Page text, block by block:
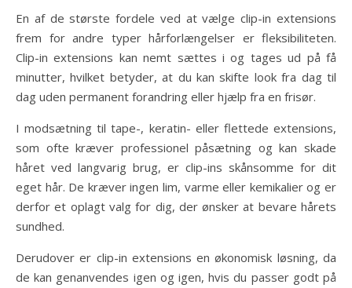
En af de største fordele ved at vælge clip-in extensions
frem for andre typer hårforlængelser er fleksibiliteten.
Clip-in extensions kan nemt sættes i og tages ud på få
minutter, hvilket betyder, at du kan skifte look fra dag til
dag uden permanent forandring eller hjælp fra en frisør.
I modsætning til tape-, keratin- eller flettede extensions,
som ofte kræver professionel påsætning og kan skade
håret ved langvarig brug, er clip-ins skånsomme for dit
eget hår. De kræver ingen lim, varme eller kemikalier og er
derfor et oplagt valg for dig, der ønsker at bevare hårets
sundhed.
Derudover er clip-in extensions en økonomisk løsning, da
de kan genanvendes igen og igen, hvis du passer godt på